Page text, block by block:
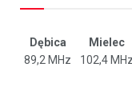
Dębica Mielec
89,2 MHz
102,4 MHz